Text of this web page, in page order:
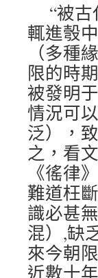
“被
輒進彀
（多種
限的時
被發明
情況可
泛），
之，看
《徭律
難道枉
識必甚
混）,缺
來今朝
近數十